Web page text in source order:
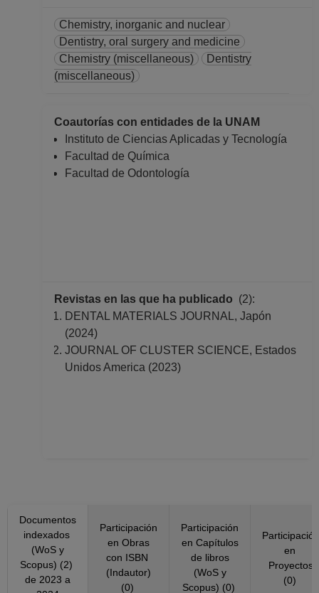
Chemistry, inorganic and nuclear
Dentistry, oral surgery and medicine
Chemistry (miscellaneous)
Dentistry
(miscellaneous)
Coautorías con entidades de la UNAM
Instituto de Ciencias Aplicadas y Tecnología
Facultad de Química
Facultad de Odontología
Revistas en las que ha publicado (2):
DENTAL MATERIALS JOURNAL, Japón
(2024)
JOURNAL OF CLUSTER SCIENCE, Estados
Unidos America (2023)
Documentos
indexados
(WoS y
Scopus) (2)
de 2023 a
Participación
en Obras
con ISBN
(Indautor)
(0)
Participación
en Capítulos
de libros
(WoS y
Scopus) (0)
Participación
en
Proyectos
(0)